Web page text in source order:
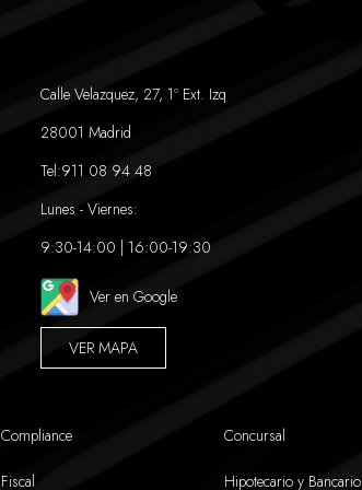
Calle Velazquez, 27, 1º Ext. Izq
28001 Madrid
Tel:911 08 94 48
Lunes - Viernes:
9:30-14:00 | 16:00-19:30
Ver en Google
VER MAPA
Compliance Concursal
Fiscal Hipotecario y Bancario